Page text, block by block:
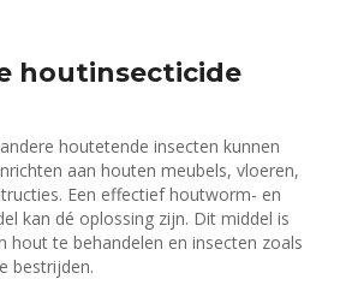
houtinsecticide
houtetende insecten kunnen
aan houten meubels, vloeren,
Een effectief houtworm- en
kan dé oplossing zijn. Dit middel is
hout te behandelen en insecten zoals
bestrijden.